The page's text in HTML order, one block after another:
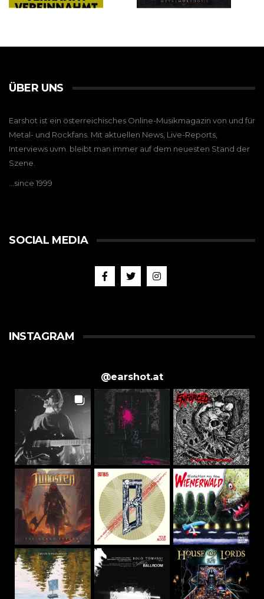
ÜBER UNS
Earshot ist ein österreichisches Online-Musikmagazin von und für
Metal- und Rockfans. Mit aktuellen News, Live-Reports,
Interviews uvm. bleibt man immer auf dem neuesten Stand der
Szene.
…since 1999
SOCIAL MEDIA
INSTAGRAM
@earshot.at